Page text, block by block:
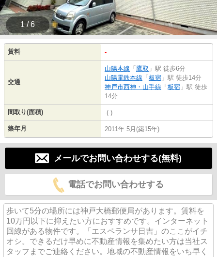
1 / 6
賃料 -
交通
山陽本線 「 鷹取 」駅 徒歩6分
山陽電鉄本線 「 板宿 」駅 徒歩14分
神戸市西神・山手線 「 板宿 」駅 徒歩
14分
間取り(面積) -(-)
築年月 2011年 5月(築15年)
メールでお問い合わせする(無料)
電話でお問い合わせする
歩いて5分の場所には神戸大橋郵便局があります。賃料を
10万円以下に抑えたい方におすすめです。インターネット
回線がある物件です。「エスペランサ日吉」のここがイチ
オシ。できるだけ早めに不動産情報を集めたい方は当社ス
タッフまでご連絡ください。地域の不動産情報をいち早く